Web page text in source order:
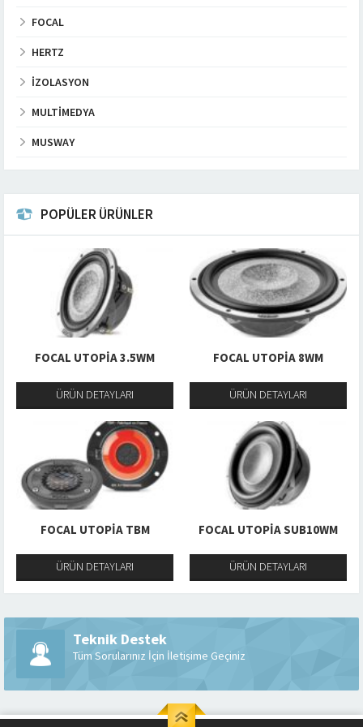
FOCAL
HERTZ
İZOLASYON
MULTIMEDYA
MUSWAY
POPÜLER ÜRÜNLER
FOCAL UTOPIA 3.5WM
ÜRÜN DETAYLARI
FOCAL UTOPIA 8WM
ÜRÜN DETAYLARI
FOCAL UTOPIA TBM
ÜRÜN DETAYLARI
FOCAL UTOPIA SUB10WM
ÜRÜN DETAYLARI
Teknik Destek
Tüm Sorularınız İçin İletişime Geçiniz